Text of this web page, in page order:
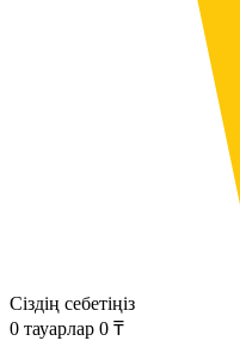
Сіздің себетіңіз
0 тауарлар 0 ₸